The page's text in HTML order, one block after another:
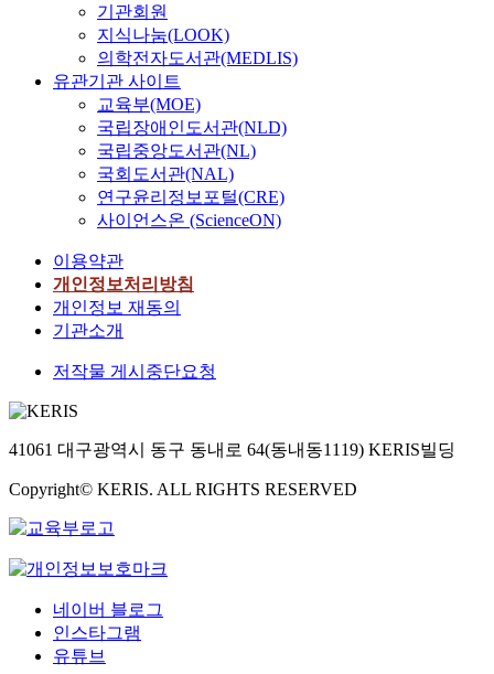
기관회원
지식나눔(LOOK)
의학전자도서관(MEDLIS)
유관기관 사이트
교육부(MOE)
국립장애인도서관(NLD)
국립중앙도서관(NL)
국회도서관(NAL)
연구윤리정보포털(CRE)
사이언스온 (ScienceON)
이용약관
개인정보처리방침
개인정보 재동의
기관소개
저작물 게시중단요청
41061 대구광역시 동구 동내로 64(동내동1119) KERIS빌딩
Copyright© KERIS. ALL RIGHTS RESERVED
네이버 블로그
인스타그램
유튜브